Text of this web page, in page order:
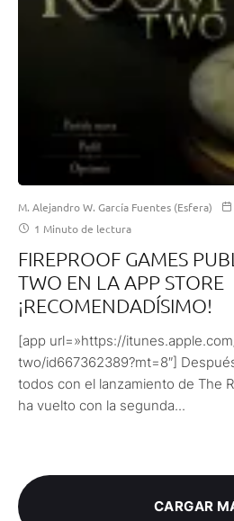
M. Alejandro W. García Fuentes (Esfera)
1 Minuto de lectura
FIREPROOF GAMES
TWO EN LA APP STORE
¡RECOMENDADÍSIMO!
[app url=»https://
two/id667362389?mt=8″]
todos con el lanzamiento de The
ha vuelto con la segunda...
CARGAR